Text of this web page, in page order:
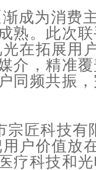
成为消费
熟。此次
在拓展用
介，精准
同频共振
宗匠科技有
户价值放
疗科技和